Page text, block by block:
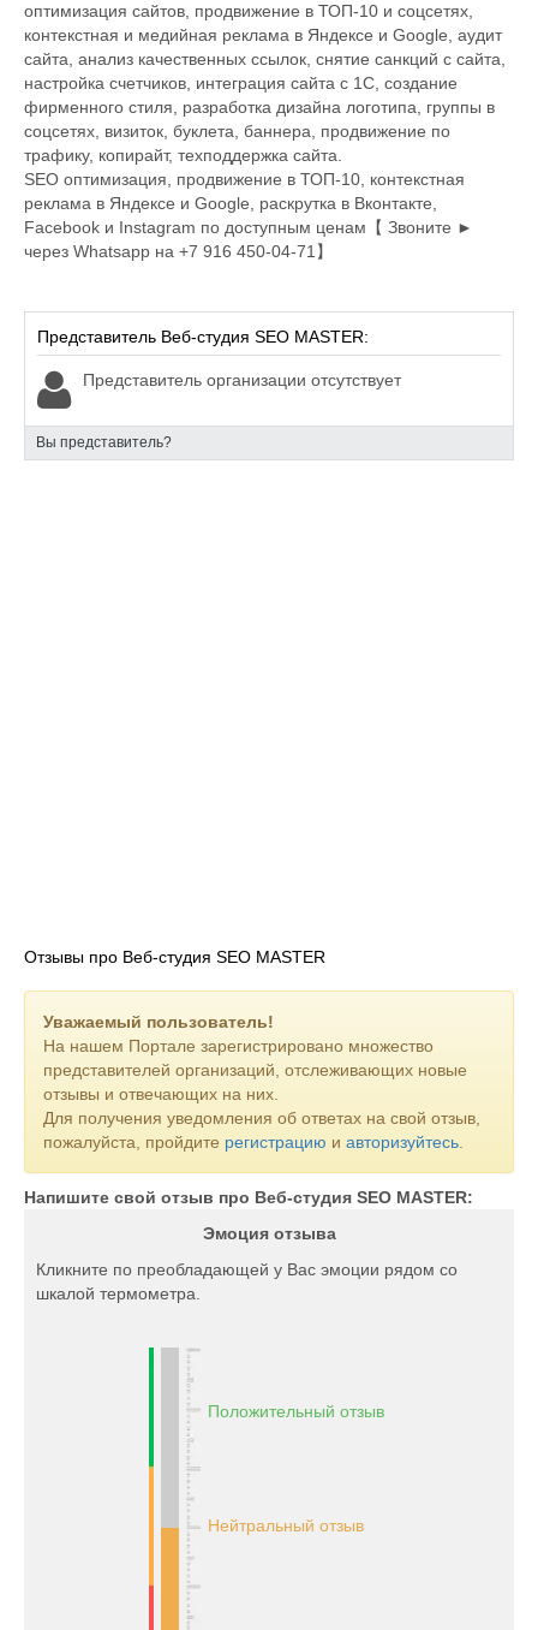
оптимизация сайтов, продвижение в ТОП-10 и соцсетях,
контекстная и медийная реклама в Яндексе и Google, аудит
сайта, анализ качественных ссылок, снятие санкций с сайта,
настройка счетчиков, интеграция сайта с 1С, создание
фирменного стиля, разработка дизайна логотипа, группы в
соцсетях, визиток, буклета, баннера, продвижение по
трафику, копирайт, техподдержка сайта.
SEO оптимизация, продвижение в ТОП-10, контекстная
реклама в Яндексе и Google, раскрутка в Вконтакте,
Facebook и Instagram по доступным ценам【 Звоните ►
через Whatsapp на +7 916 450-04-71】
Представитель Веб-студия SEO MASTER:
Представитель организации отсутствует
Вы представитель?
Отзывы про Веб-студия SEO MASTER
Уважаемый пользователь!
На нашем Портале зарегистрировано множество
представителей организаций, отслеживающих новые
отзывы и отвечающих на них.
Для получения уведомления об ответах на свой отзыв,
пожалуйста, пройдите регистрацию и авторизуйтесь
Напишите свой отзыв про Веб-студия SEO MASTER:
Эмоция отзыва
Кликните по преобладающей у Вас эмоции рядом со
шкалой термометра.
Положительный отзыв
Нейтральный отзыв